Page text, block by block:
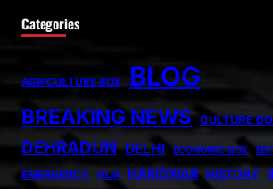
Categories
AGRICULTURE BOX BLOG
BREAKING NEWS CULTURE
DEHRADUN DELHI ECONOMIC BOX
EMERGENCY FILM HARIDWAR HISTORY